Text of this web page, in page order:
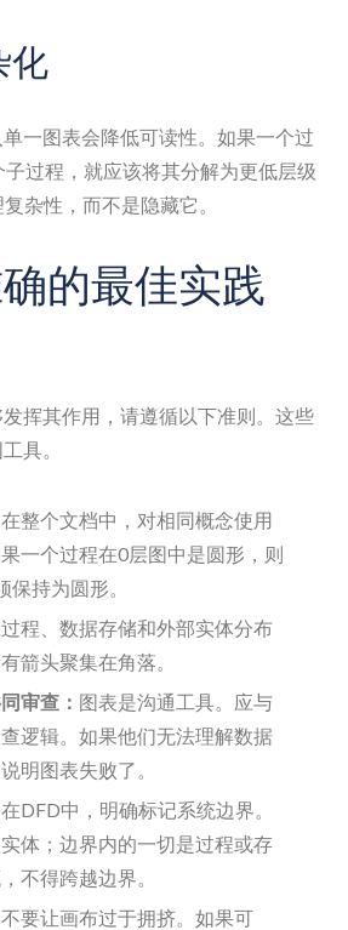
化
一图表会降低可读性。如果一个过
过程，就应该将其分解为更低层级
杂性，而不是隐藏它。
的最佳实践
挥其作用，请遵循以下准则。这些
具。
在整个文档中，对相同概念使用
一个过程在0层图中是圆形，则
持为圆形。
程、数据存储和外部实体分布
箭头聚集在角落。
审查： 图表是沟通工具。应与
逻辑。如果他们无法理解数据
明图表失败了。
在DFD中，明确标记系统边界。
体；边界内的一切是过程或存
不得跨越边界。
不要让画布过于拥挤。如果可